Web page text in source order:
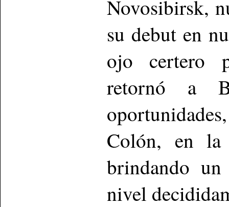
Novosibirsk,
su debut en
ojo certero
retornó a
Colón, en la
brindando
nivel